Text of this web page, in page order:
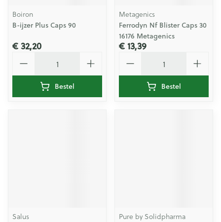
Boiron
B-ijzer Plus Caps 90
€ 32,20
Bestel
Metagenics
Ferrodyn Nf Blister Caps 30
16176 Metagenics
€ 13,39
Bestel
Salus Pure by Solidpharma